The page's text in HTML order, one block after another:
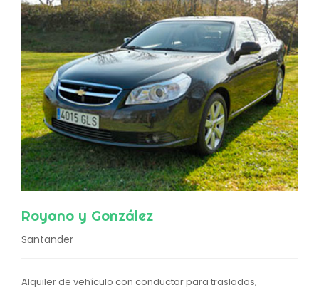
Royano y González
Santander
Alquiler de vehículo con conductor para traslados,